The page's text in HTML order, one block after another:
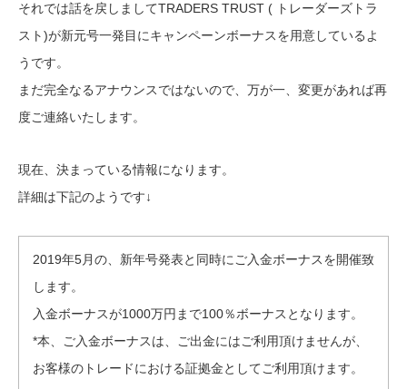
それでは話を戻しましてTRADERS TRUST ( トレーダーズトラ
スト)が新元号一発目にキャンペーンボーナスを用意しているよ
うです。
まだ完全なるアナウンスではないので、万が一、変更があれば再
度ご連絡いたします。
現在、決まっている情報になります。
詳細は下記のようです↓
2019年5月の、新年号発表と同時にご入金ボーナスを開催致
します。
入金ボーナスが1000万円まで100％ボーナスとなります。
*本、ご入金ボーナスは、ご出金にはご利用頂けませんが、
お客様のトレードにおける証拠金としてご利用頂けます。